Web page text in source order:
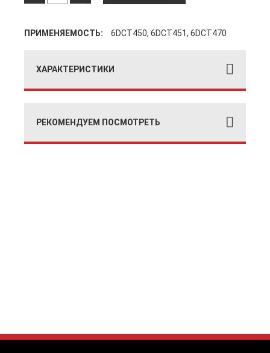
ПРИМЕНЯЕМОСТЬ: 6DCT450, 6DCT451, 6DCT470
ХАРАКТЕРИСТИКИ
РЕКОМЕНДУЕМ ПОСМОТРЕТЬ